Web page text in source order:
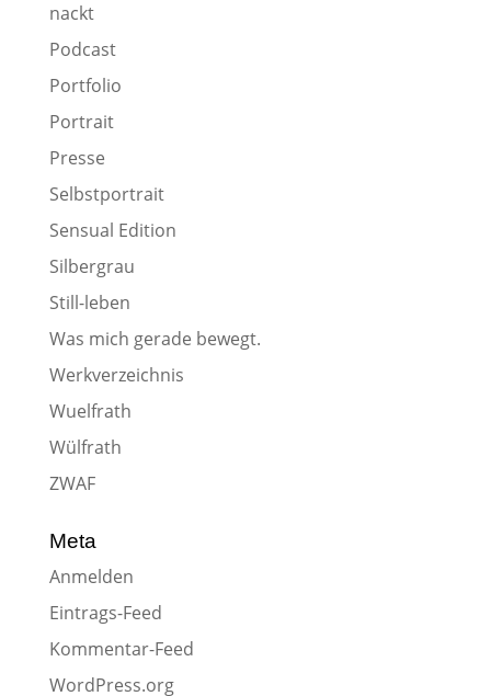
nackt
Podcast
Portfolio
Portrait
Presse
Selbstportrait
Sensual Edition
Silbergrau
Still-leben
Was mich gerade bewegt.
Werkverzeichnis
Wuelfrath
Wülfrath
ZWAF
Meta
Anmelden
Eintrags-Feed
Kommentar-Feed
WordPress.org